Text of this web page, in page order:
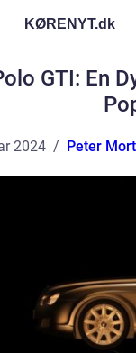
KØRENYT.dk
GTI: En
2024 Peter